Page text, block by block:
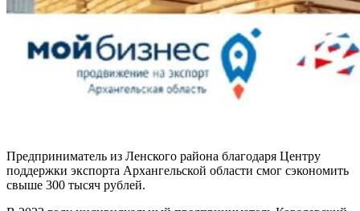
Предприниматель из Ленского района благодаря Центру
поддержки экспорта Архангельской области смог сэкономить
свыше 300 тысяч рублей.